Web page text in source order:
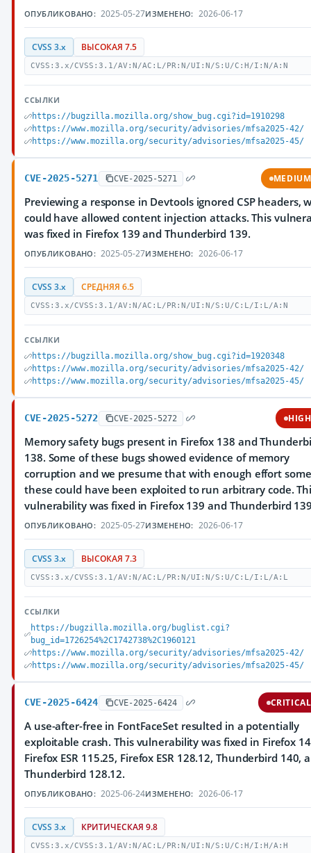
ОПУБЛИКОВАНО: 2025-05-27ИЗМЕНЕНО: 2026-06-17
CVSS 3.x ВЫСОКАЯ 7.5
CVSS:3.x/CVSS:3.1/AV:N/AC:L/PR:N/UI:N/S:U/C:H/I:N/A:N
ССЫЛКИ
https://bugzilla.mozilla.org/show_bug.cgi?id=1910298
https://www.mozilla.org/security/advisories/mfsa2025-42/
https://www.mozilla.org/security/advisories/mfsa2025-45/
CVE-2025-5271 CVE-2025-5271 MEDIUM
Previewing a response in Devtools ignored CSP headers,
could have allowed content injection attacks. This
was fixed in Firefox 139 and Thunderbird 139.
ОПУБЛИКОВАНО: 2025-05-27ИЗМЕНЕНО: 2026-06-17
CVSS 3.x СРЕДНЯЯ 6.5
CVSS:3.x/CVSS:3.1/AV:N/AC:L/PR:N/UI:N/S:U/C:L/I:L/A:N
ССЫЛКИ
https://bugzilla.mozilla.org/show_bug.cgi?id=1920348
https://www.mozilla.org/security/advisories/mfsa2025-42/
https://www.mozilla.org/security/advisories/mfsa2025-45/
CVE-2025-5272 CVE-2025-5272 HIGH
Memory safety bugs present in Firefox 138 and
138. Some of these bugs showed evidence of memory
corruption and we presume that with enough effort
these could have been exploited to run arbitrary code.
vulnerability was fixed in Firefox 139 and Thunderbird
ОПУБЛИКОВАНО: 2025-05-27ИЗМЕНЕНО: 2026-06-17
CVSS 3.x ВЫСОКАЯ 7.3
CVSS:3.x/CVSS:3.1/AV:N/AC:L/PR:N/UI:N/S:U/C:L/I:L/A:L
ССЫЛКИ
https://bugzilla.mozilla.org/buglist.cgi?
bug_id=1726254%2C1742738%2C1960121
https://www.mozilla.org/security/advisories/mfsa2025-42/
https://www.mozilla.org/security/advisories/mfsa2025-45/
CVE-2025-6424 CVE-2025-6424 CRITICAL
A use-after-free in FontFaceSet resulted in a potentially
exploitable crash. This vulnerability was fixed in Firefox
Firefox ESR 115.25, Firefox ESR 128.12, Thunderbird 140,
Thunderbird 128.12.
ОПУБЛИКОВАНО: 2025-06-24ИЗМЕНЕНО: 2026-06-17
CVSS 3.x КРИТИЧЕСКАЯ 9.8
CVSS:3.x/CVSS:3.1/AV:N/AC:L/PR:N/UI:N/S:U/C:H/I:H/A:H